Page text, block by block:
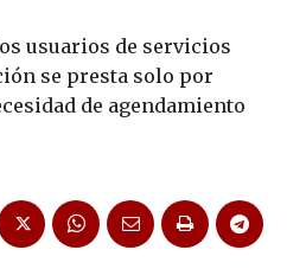
usuarios de servicios
se presta solo por
de agendamiento